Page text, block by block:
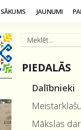
SĀKUMS JAUNUMI
PIEDALĀS
Dalībnieki
Mākslas